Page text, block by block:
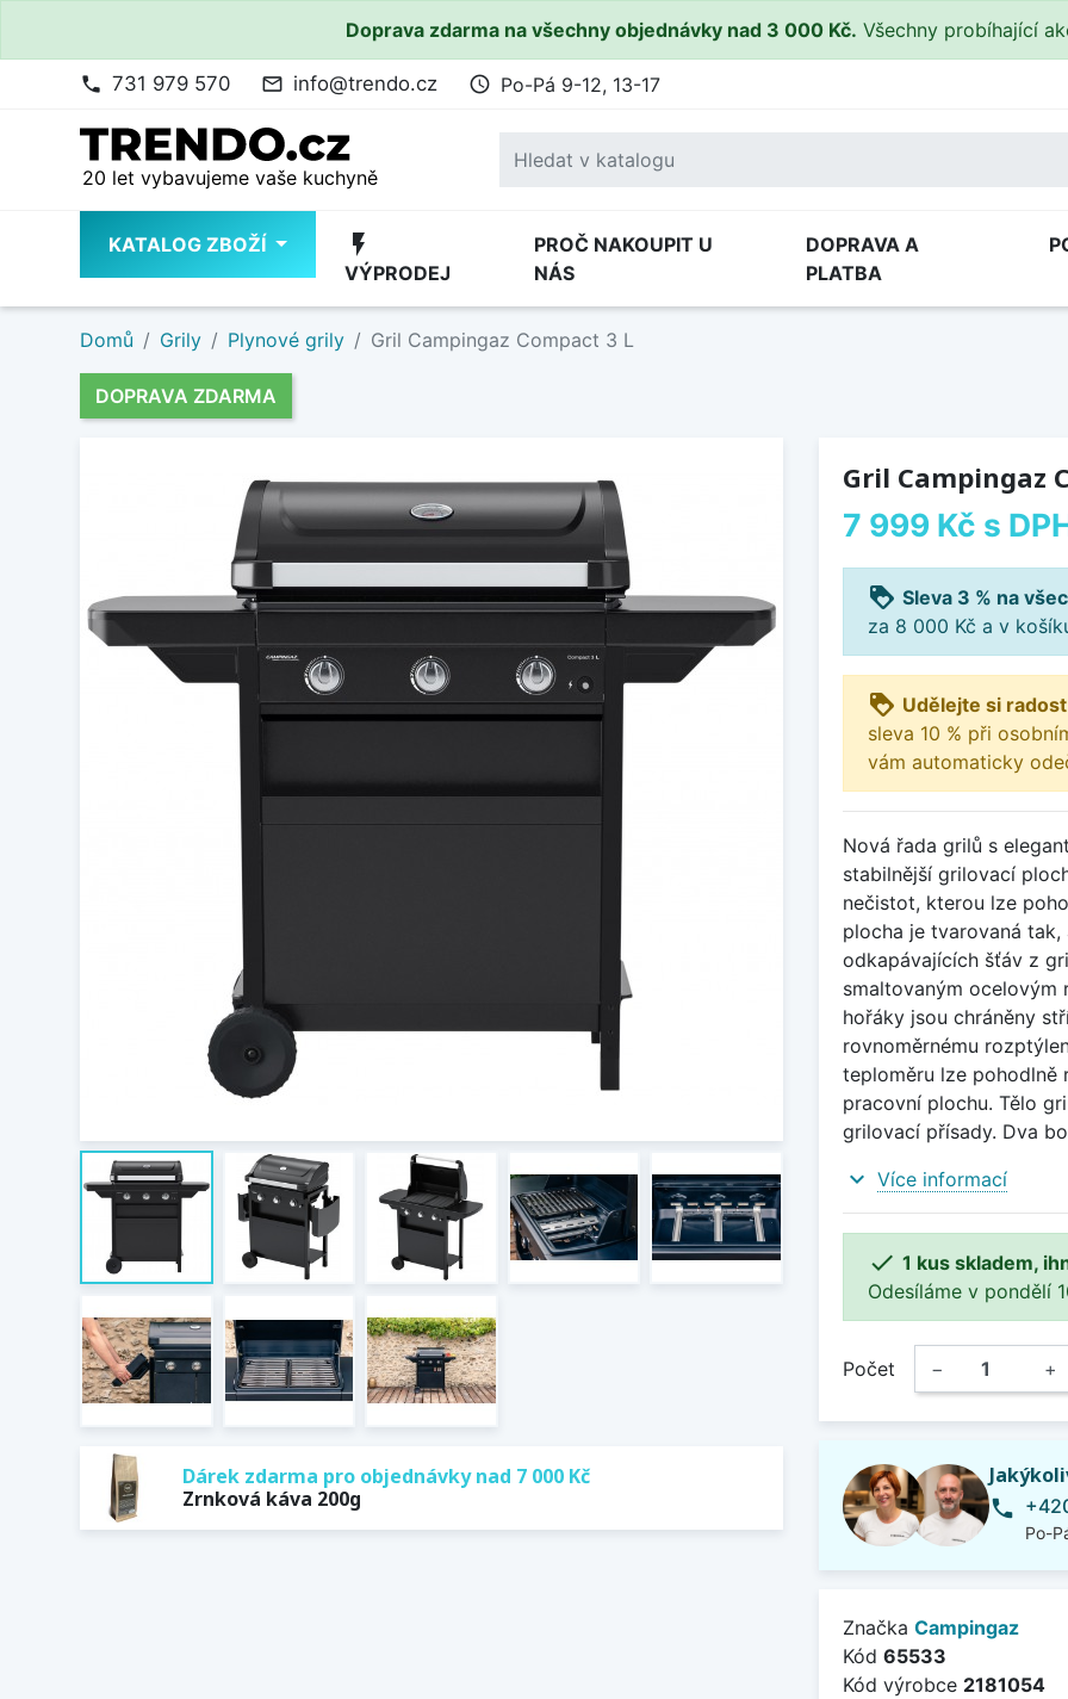
Doprava zdarma na všechny objednávky nad 3 000 Kč. Všechny probíhající
phone 731 979 570 mail_outline info@trendo.cz access_time Po-Pá 9-12, 13-17
20 let vybavujeme vaše kuchyně
KATALOG ZBOŽÍ flash_on
VÝPRODEJ
PROČ NAKOUPIT U
NÁS
DOPRAVA A
PLATBA
Domů Grily Plynové grily Gril Campingaz Compact 3 L
DOPRAVA ZDARMA
Dárek zdarma pro objednávky nad 7 000 Kč
Zrnková káva 200g
Gril Campingaz
7 999 Kč s
loyalty Sleva 3 % na
za 8 000 Kč a v
loyalty Udělejte si
sleva 10 % při
vám automaticky
Nová řada grilů s
stabilnější grilovací
nečistot, kterou lze
plocha je tvarovaná
odkapávajících šťáv z
smaltovaným ocelovým
hořáky jsou chráněny
rovnoměrnému
teploměru lze
pracovní plochu. Tělo
grilovací přísady. Dva
expand_more Více informací
 1 kus skladem,
Odesíláme v pondělí
Počet − +
phone
Po-
Značka Campingaz
Kód 65533
Kód výrobce 2181054